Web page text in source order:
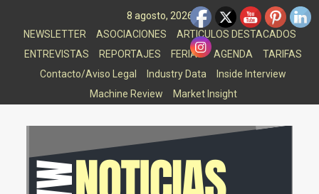
8 agosto, 2026
NEWSLETTER
ASOCIACIONES
ARTICULOS DESTACADOS
ENTREVISTAS
REPORTAJES FERIAS AGENDA
TARIFAS
Contacto/Aviso Legal
Industry Data
Inside Interview
Machine Review
Market Insight